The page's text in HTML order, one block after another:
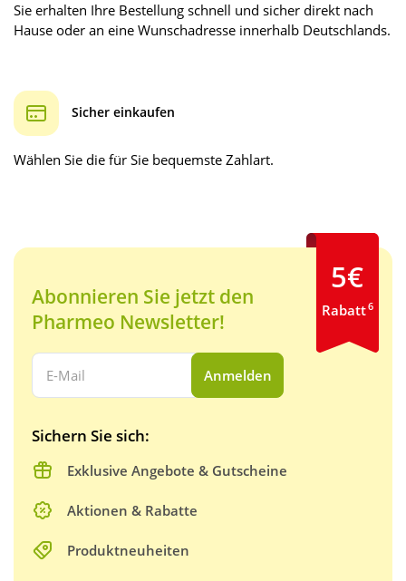
Sie erhalten Ihre Bestellung schnell und sicher direkt nach
Hause oder an eine Wunschadresse innerhalb Deutschlands.
Sicher einkaufen
Wählen Sie die für Sie bequemste Zahlart.
Abonnieren Sie jetzt den
Pharmeo Newsletter!
Ihre E-Mail Adresse:
Anmelden
Sichern Sie sich:
Exklusive Angebote & Gutscheine
Aktionen & Rabatte
Produktneuheiten
5€
Rabatt6